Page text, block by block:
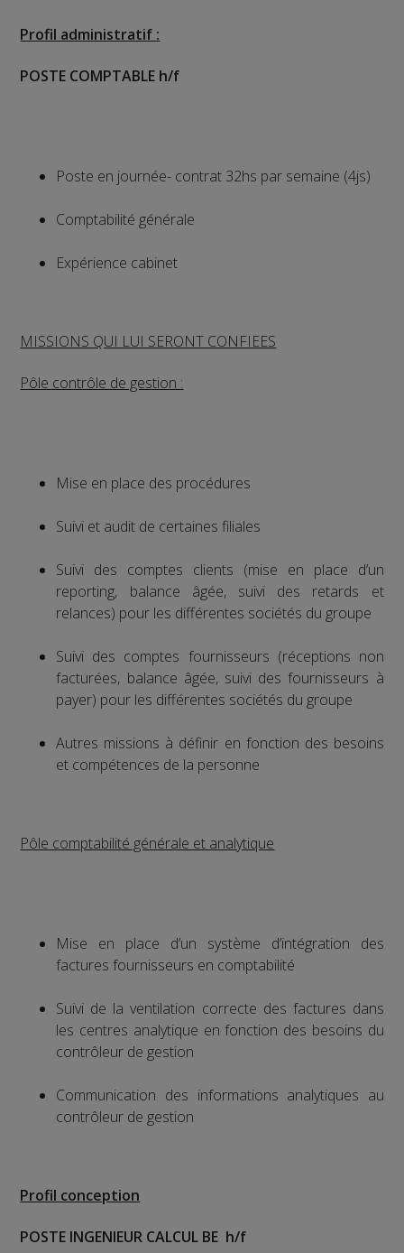
Profil administratif :
POSTE COMPTABLE h/f
Poste en journée- contrat 32hs par semaine (4js)
Comptabilité générale
Expérience cabinet
MISSIONS QUI LUI SERONT CONFIEES
Pôle contrôle de gestion :
Mise en place des procédures
Suivi et audit de certaines filiales
Suivi des comptes clients (mise en place d’un
reporting, balance âgée, suivi des retards et
relances) pour les différentes sociétés du groupe
Suivi des comptes fournisseurs (réceptions non
facturées, balance âgée, suivi des fournisseurs à
payer) pour les différentes sociétés du groupe
Autres missions à définir en fonction des besoins
et compétences de la personne
Pôle comptabilité générale et analytique
Mise en place d’un système d’intégration des
factures fournisseurs en comptabilité
Suivi de la ventilation correcte des factures dans
les centres analytique en fonction des besoins du
contrôleur de gestion
Communication des informations analytiques au
contrôleur de gestion
Profil conception
POSTE INGENIEUR CALCUL BE h/f